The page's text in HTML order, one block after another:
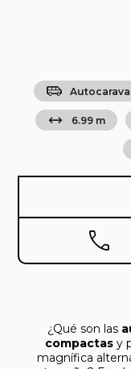
airport_shuttle
arrow_range 6.99 m
phone
¿Qué son las
compactas y
magnífica